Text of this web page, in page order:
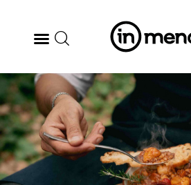
BODEGAS
GASTRONOMÍA
ARTE & CULTURA